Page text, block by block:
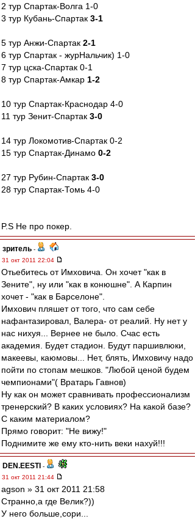
2 тур Спартак-Волга 1-0
3 тур Кубань-Спартак 3-1
5 тур Анжи-Спартак 2-1
6 тур Спартак - журНальчик) 1-0
7 тур цска-Спартак 0-1
8 тур Спартак-Амкар 1-2
10 тур Спартак-Краснодар 4-0
11 тур Зенит-Спартак 3-0
14 тур Локомотив-Спартак 0-2
15 тур Спартак-Динамо 0-2
27 тур Рубин-Спартак 3-0
28 тур Спартак-Томь 4-0
P.S Не про покер.
зpитель -
31 окт 2011 22:04
Отьебитесь от Имховича. Он хочет "как в
Зените", ну или "как в конюшне". А Карпин
хочет - "как в Барселоне".
Имхович пляшет от того, что сам себе
нафантазировал, Валера- от реалий. Ну нет у
нас нихуя... Вернее не было. Счас есть
академия. Будет стадион. Будут паршивлюки,
макеевы, каюмовы... Нет, блять, Имховичу надо
пойти по стопам мешков. "Любой ценой будем
чемпионами"( Вратарь Гавнов)
Ну как он может сравнивать профессионализм
тренерский? В каких условиях? На какой базе?
С каким материалом?
Прямо говорит: "Не вижу!"
Поднимите же ему кто-нить веки нахуй!!!
DEN.EESTI -
31 окт 2011 21:44
agson » 31 окт 2011 21:58
Странно,а где Велик?))
У него больше,сори...